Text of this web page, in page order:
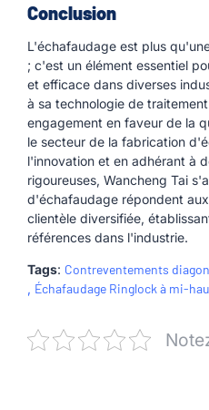
Conclusion
L'échafaudage est plus
; c'est un élément essentiel
et efficace dans diverses
à sa technologie de
engagement en faveur de la
le secteur de la fabrication
l'innovation et en adhérant à
rigoureuses, Wancheng Tai
d'échafaudage répondent
clientèle diversifiée,
références dans l'industrie.
Tags: Contreventements
, Échafaudage Ringlock à mi-